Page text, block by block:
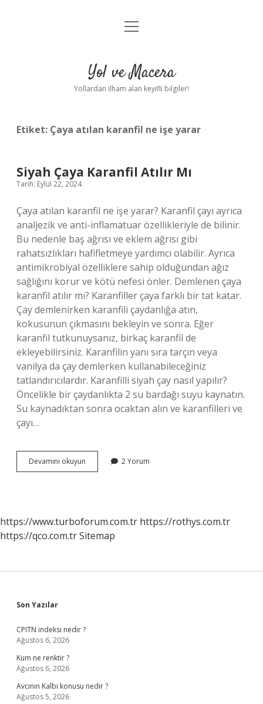
Anasayfa
Yasal Uyarı
menüyü
Yol ve Macera
Yollardan ilham alan keyifli bilgiler!
Etiket: Çaya atılan karanfil ne işe yarar
Siyah Çaya Karanfil Atılır Mı
Tarih: Eylül 22, 2024
Çaya atılan karanfil ne işe yarar? Karanfil çayı ayrıca
analjezik ve anti-inflamatuar özellikleriyle de bilinir.
Bu nedenle baş ağrısı ve eklem ağrısı gibi
rahatsızlıkları hafifletmeye yardımcı olabilir. Ayrıca
antimikrobiyal özelliklere sahip olduğundan ağız
sağlığını korur ve kötü nefesi önler. Demlenen çaya
karanfil atılır mı? Karanfiller çaya farklı bir tat katar.
Çay demlenirken karanfili çaydanlığa atın,
kokusunun çıkmasını bekleyin ve sonra. Eğer
karanfil tutkunuysanız, birkaç karanfil de
ekleyebilirsiniz. Karanfilin yanı sıra tarçın veya
vanilya da çay demlerken kullanabileceğiniz
tatlandırıcılardır. Karanfilli siyah çay nasıl yapılır?
Öncelikle bir çaydanlıkta 2 su bardağı suyu kaynatın.
Su kaynadıktan sonra ocaktan alın ve karanfilleri ve
çayı…
Devamını okuyun
Çaya
2 Yorum
https://www.turboforum.com.tr https://rothys.com.tr
https://qco.com.trSitemap
Sidebar
Son Yazılar
CPITN indeksi nedir ?
Ağustos 6, 2026
Kum ne renktir ?
Ağustos 6, 2026
Avcının Kalbi konusu nedir ?
Ağustos 5, 2026